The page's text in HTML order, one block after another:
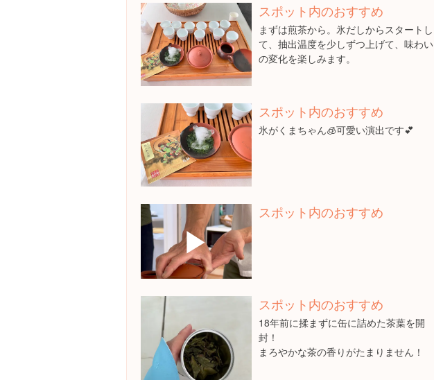
スポット内のおすすめ
まずは煎茶から。氷だしからスタートし
て、抽出温度を少しずつ上げて、味わい
の変化を楽しみます。
スポット内のおすすめ
氷がくまちゃん🧊可愛い演出です💕
▶
スポット内のおすすめ
スポット内のおすすめ
18年前に揉まずに缶に詰めた茶葉を開
封！
まろやかな茶の香りがたまりません！